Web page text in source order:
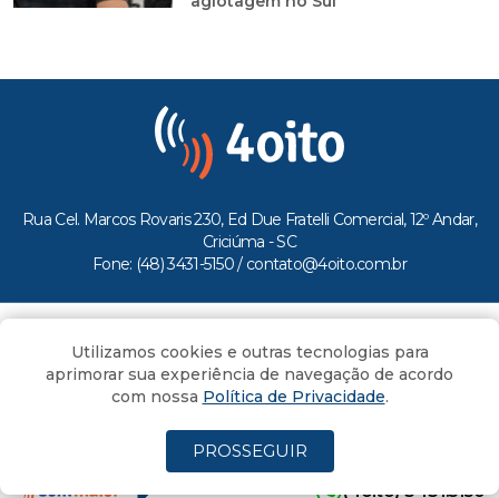
Rua Cel. Marcos Rovaris 230, Ed Due Fratelli Comercial, 12º Andar,
Criciúma - SC
Fone: (48) 3431-5150 / contato@4oito.com.br
Todos os direitos reservados ao Portal 4oito
(4oito) 3431.5150
Utilizamos cookies e outras tecnologias para
aprimorar sua experiência de navegação de acordo
com nossa Política de Privacidade.
PROSSEGUIR